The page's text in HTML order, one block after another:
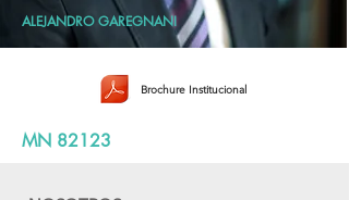
ALEJANDRO GAREGNANI
Brochure Institucional
MN 82123